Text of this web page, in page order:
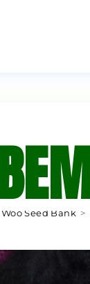
Woo Seed Bank >